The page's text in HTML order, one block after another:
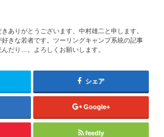
ありがとうございます、中村雄二と申します。
きな若者です。ツーリングキャンプ系統の記事
だり…。よろしくお願いします。
シェア
Google+
feedly